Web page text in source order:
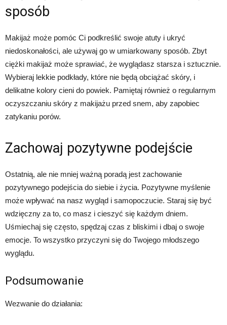
sposób
Makijaż może pomóc Ci podkreślić swoje atuty i ukryć
niedoskonałości, ale używaj go w umiarkowany sposób. Zbyt
ciężki makijaż może sprawiać, że wyglądasz starsza i sztucznie.
Wybieraj lekkie podkłady, które nie będą obciążać skóry, i
delikatne kolory cieni do powiek. Pamiętaj również o regularnym
oczyszczaniu skóry z makijażu przed snem, aby zapobiec
zatykaniu porów.
Zachowaj pozytywne podejście
Ostatnią, ale nie mniej ważną poradą jest zachowanie
pozytywnego podejścia do siebie i życia. Pozytywne myślenie
może wpływać na nasz wygląd i samopoczucie. Staraj się być
wdzięczny za to, co masz i cieszyć się każdym dniem.
Uśmiechaj się często, spędzaj czas z bliskimi i dbaj o swoje
emocje. To wszystko przyczyni się do Twojego młodszego
wyglądu.
Podsumowanie
Wezwanie do działania: